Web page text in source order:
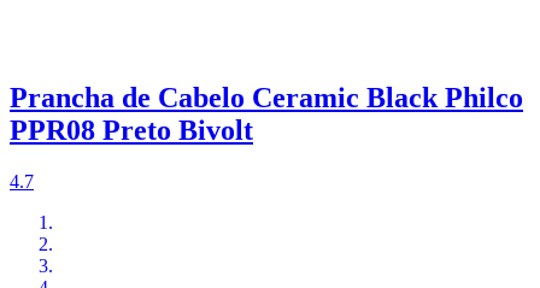
Prancha de Cabelo Ceramic Black Philco
PPR08 Preto Bivolt
4.7